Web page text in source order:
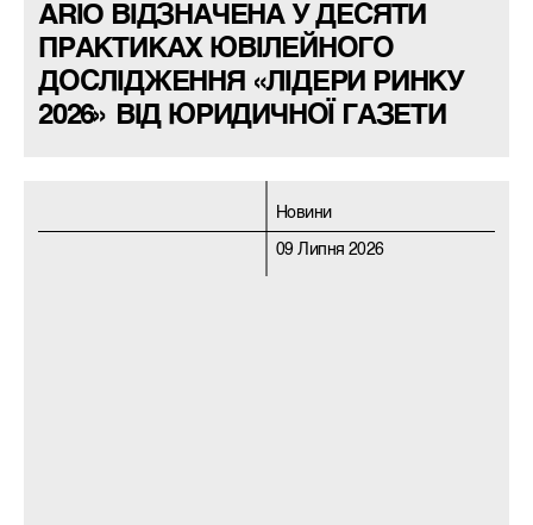
ARIO ВІДЗНАЧЕНА У ДЕСЯТИ
ПРАКТИКАХ ЮВІЛЕЙНОГО
ДОСЛІДЖЕННЯ «ЛІДЕРИ РИНКУ
2026» ВІД ЮРИДИЧНОЇ ГАЗЕТИ
Новини
09 Липня 2026